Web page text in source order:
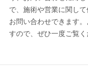
で、施術や営業に関し
お問い合わせできます
すので、ぜひ一度ご覧く